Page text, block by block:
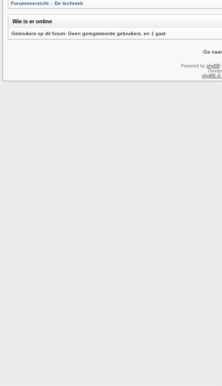
Forumoverzicht» De techniek
Wie is er online
Gebruikers op dit forum: Geen geregistreerde gebruikers. en 1 gast
Ga
Powered by phpBB
phpBB.nl